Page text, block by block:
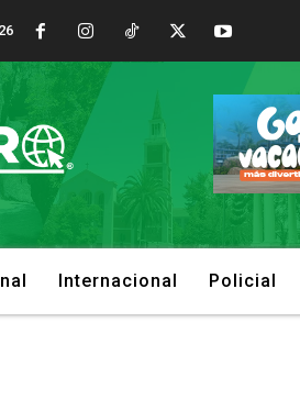
Internacional Policial